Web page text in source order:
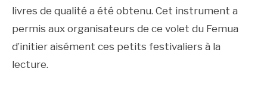
livres de qualité a été obtenu. Cet instrument a
permis aux organisateurs de ce volet du Femua
d’initier aisément ces petits festivaliers à la
lecture.